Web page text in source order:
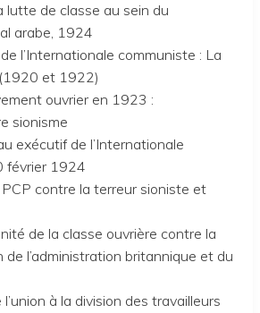
lutte de classe au sein du
arabe, 1924
l’Internationale communiste : La
et 1922)
ouvrier en 1923 :
sionisme
exécutif de l’Internationale
février 1924
PCP contre la terreur sioniste et
de la classe ouvrière contre la
de l’administration britannique et du
à la division des travailleurs